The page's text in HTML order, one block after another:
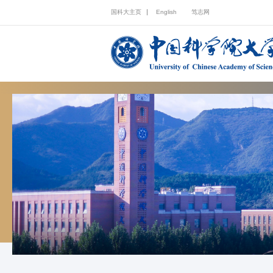
国科大主页 English 笃志网